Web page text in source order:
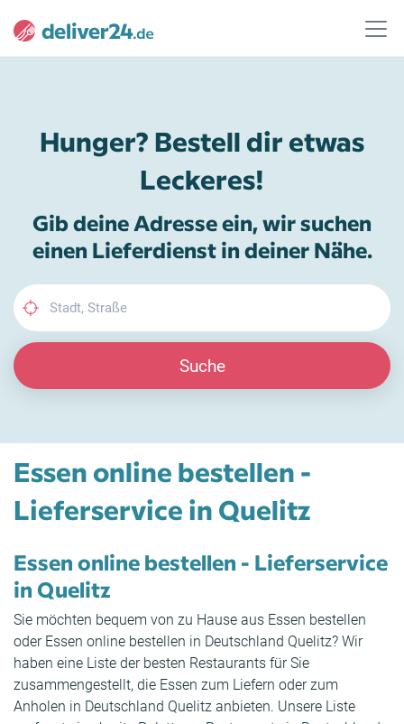
Hunger? Bestell dir etwas
Leckeres!
Gib deine Adresse ein, wir suchen
einen Lieferdienst in deiner Nähe.
Suche
Essen online bestellen -
Lieferservice in Quelitz
Essen online bestellen - Lieferservice
in Quelitz
Sie möchten bequem von zu Hause aus Essen bestellen
oder Essen online bestellen in Deutschland Quelitz? Wir
haben eine Liste der besten Restaurants für Sie
zusammengestellt, die Essen zum Liefern oder zum
Anholen in Deutschland Quelitz anbieten. Unsere Liste